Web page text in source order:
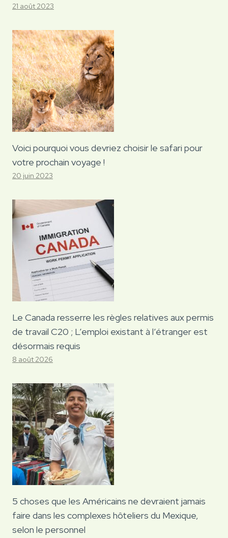
21 août 2023
Voici pourquoi vous devriez choisir le safari pour
votre prochain voyage !
20 juin 2023
Le Canada resserre les règles relatives aux permis
de travail C20 ; L’emploi existant à l’étranger est
désormais requis
8 août 2026
5 choses que les Américains ne devraient jamais
faire dans les complexes hôteliers du Mexique,
selon le personnel